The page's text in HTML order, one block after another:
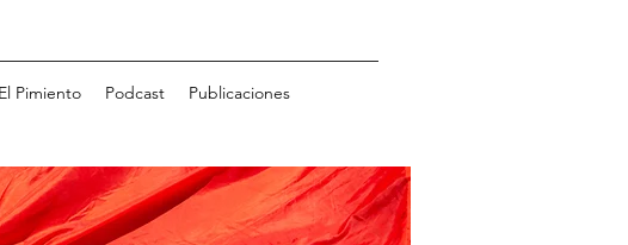
Pimiento Podcast Publicaciones